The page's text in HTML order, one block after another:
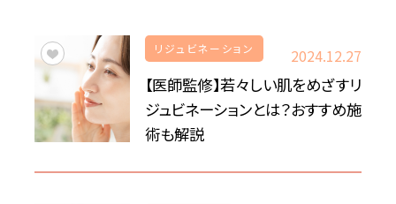
美容医療キーワード辞典
美容医療まるわかりコラム
お悩みからコラムをさがす
コラム一覧
美容医療クリニック紹介
リジュビネーション 2024.12.27
【医師監修】若々しい肌をめざすリ
ジュビネーションとは？おすすめ施
術も解説